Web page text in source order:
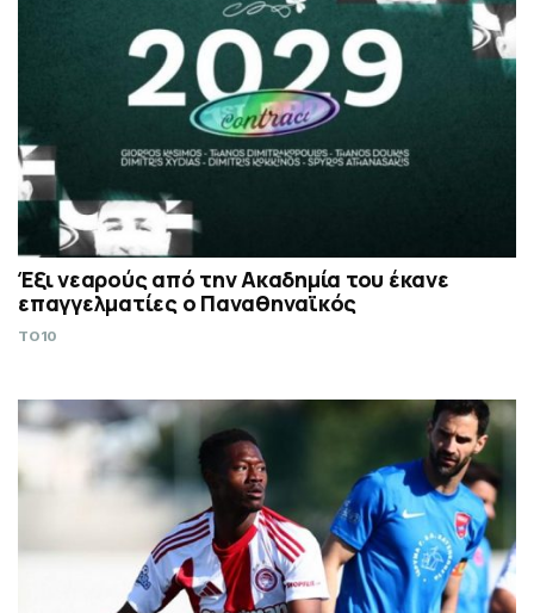
Έξι νεαρούς από την Ακαδημία του έκανε
επαγγελματίες ο Παναθηναϊκός
TO10